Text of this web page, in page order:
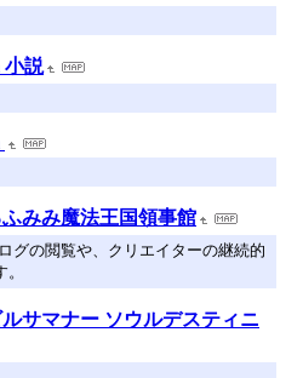
小説
ふみみ魔法王国領事館
グの閲覧や、クリエイターの継続的
サマナー ソウルデスティニ